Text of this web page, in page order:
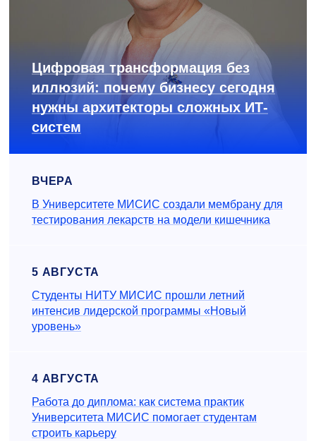
Цифровая трансформация без
иллюзий: почему бизнесу сегодня
нужны архитекторы сложных ИТ-
систем
ВЧЕРА
В Университете МИСИС создали мембрану для
тестирования лекарств на модели кишечника
5 АВГУСТА
Студенты НИТУ МИСИС прошли летний
интенсив лидерской программы «Новый
уровень»
4 АВГУСТА
Работа до диплома: как система практик
Университета МИСИС помогает студентам
строить карьеру